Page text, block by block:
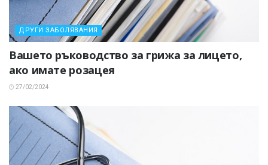
ДРУГИ ЗАБОЛЯВАНИЯ
Вашето ръководство за грижа за лицето,
ако имате розацея
27/02/2024